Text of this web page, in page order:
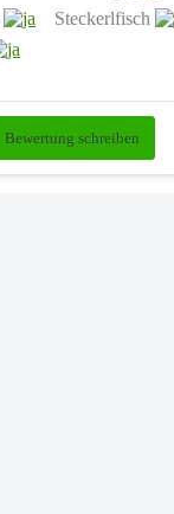
Steckerlfisch
Bewertung schreiben